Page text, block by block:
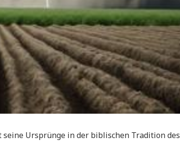
seine Ursprünge in der biblischen Tradition des